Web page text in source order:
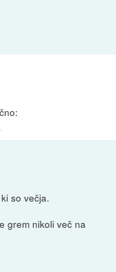
so večja.
grem nikoli več na